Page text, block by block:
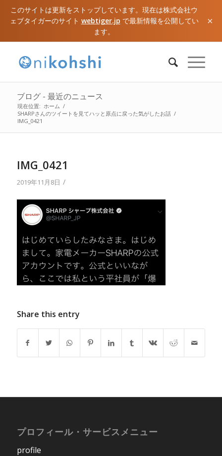
このサイトは更新をストップしています。現在は株式会社ウ
ェブタイガーのサイト webtiger.jp で最新情報を公開してい
ます。
×
ブログ - 最近のニュース
現在位置: ホーム /
SHARPさんのツイートを見てハッと原点に戻った気がしたお話 /
IMG_0421
IMG_0421
2019年11月8日 /
Share this entry
プロフィール・サービスメニュー
profile